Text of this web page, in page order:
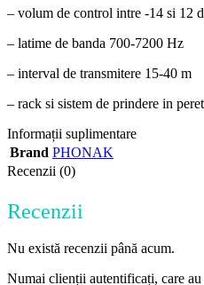
– volum de control intre -14 si 12
– latime de banda 700-7200 Hz
– interval de transmitere 15-40 m
– rack si sistem de prindere in
Informații suplimentare
Brand PHONAK
Recenzii (0)
Recenzii
Nu există recenzii până acum.
Numai clienții autentificați, care au